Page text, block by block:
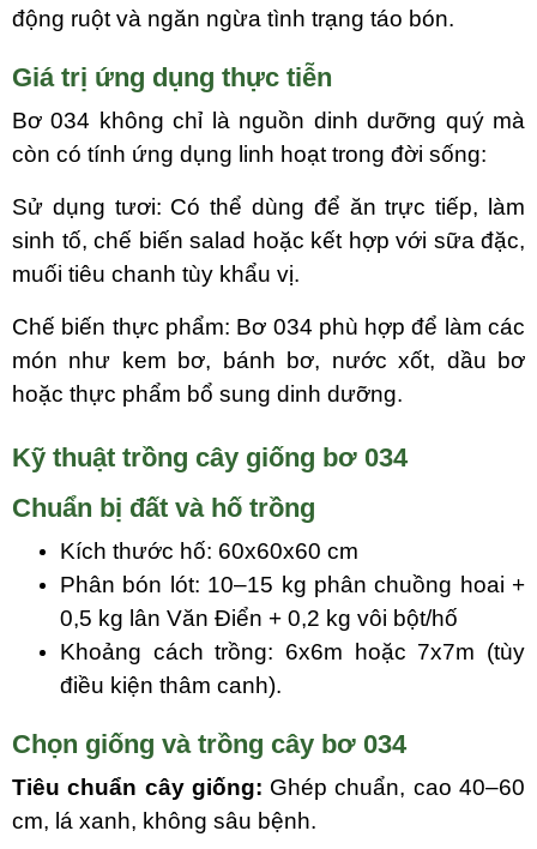
động ruột và ngăn ngừa tình trạng táo bón.
Giá trị ứng dụng thực tiễn
Bơ034 không chỉ là nguồn dinh dưỡng quý mà
còn có tính ứng dụng linh hoạt trong đời sống:
Sử dụng tươi: Có thể dùng để ăn trực tiếp, làm
sinh tố, chế biến salad hoặc kết hợp với sữa đặc,
muối tiêu chanh tùy khẩu vị.
Chế biến thực phẩm: Bơ 034 phù hợp để làm các
món như kem bơ, bánh bơ, nước xốt, dầu bơ
hoặc thực phẩm bổ sung dinh dưỡng.
Kỹ thuật trồng cây giống bơ 034
Chuẩn bị đất và hố trồng
Kích thước hố: 60x60x60 cm
Phân bón lót: 10–15 kg phân chuồng hoai +
0,5 kg lân Văn Điển + 0,2 kg vôi bột/hố
Khoảng cách trồng: 6x6m hoặc 7x7m (tùy
điều kiện thâm canh).
Chọn giống và trồng cây bơ 034
Tiêu chuẩn cây giống: Ghép chuẩn, cao 40–60
cm, lá xanh, không sâu bệnh.